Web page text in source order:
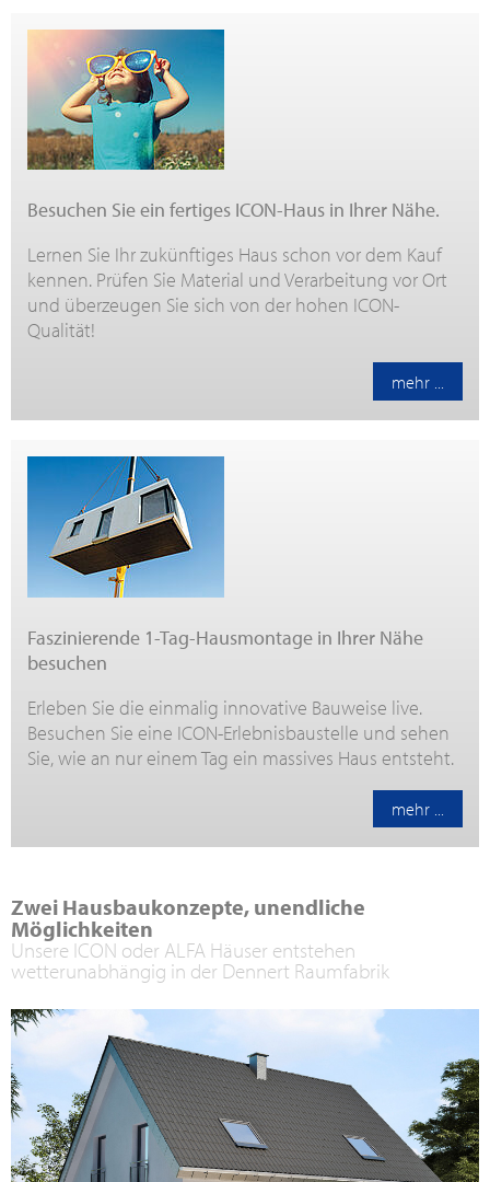
Besuchen Sie ein fertiges ICON-Haus in Ihrer Nähe.
Lernen Sie Ihr zukünftiges Haus schon vor dem Kauf
kennen. Prüfen Sie Material und Verarbeitung vor Ort
und überzeugen Sie sich von der hohen ICON-
Qualität!
mehr ...
Faszinierende 1-Tag-Hausmontage in Ihrer Nähe
besuchen
Erleben Sie die einmalig innovative Bauweise live.
Besuchen Sie eine ICON-Erlebnisbaustelle und sehen
Sie, wie an nur einem Tag ein massives Haus entsteht.
mehr ...
Zwei Hausbaukonzepte, unendliche
Möglichkeiten
Unsere ICON oder ALFA Häuser entstehen
wetterunabhängig in der Dennert Raumfabrik